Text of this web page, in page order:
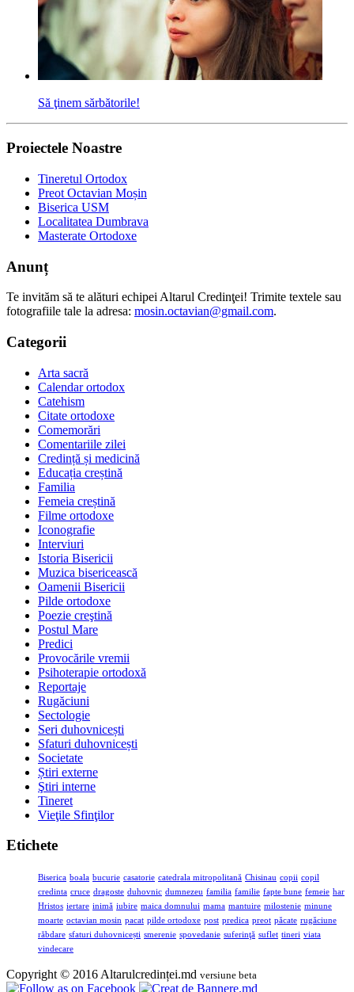
Să ţinem sărbătorile!
Proiectele Noastre
Tineretul Ortodox
Preot Octavian Moșin
Biserica USM
Localitatea Dumbrava
Masterate Ortodoxe
Anunț
Te invităm să te alături echipei Altarul Credinţei! Trimite textele sau
fotografiile tale la adresa: mosin.octavian@gmail.com.
Categorii
Arta sacră
Calendar ortodox
Catehism
Citate ortodoxe
Comemorări
Comentariile zilei
Credință și medicină
Educația creștină
Familia
Femeia creștină
Filme ortodoxe
Iconografie
Interviuri
Istoria Bisericii
Muzica bisericească
Oamenii Bisericii
Pilde ortodoxe
Poezie creştină
Postul Mare
Predici
Provocările vremii
Psihoterapie ortodoxă
Reportaje
Rugăciuni
Sectologie
Seri duhovnicești
Sfaturi duhovnicești
Societate
Știri externe
Ştiri interne
Tineret
Vieţile Sfinţilor
Etichete
Biserica boala bucurie casatorie catedrala mitropolitană Chisinau copii copil
credinta cruce dragoste duhovnic dumnezeu familia familie fapte bune femeie har
Hristos iertare inimă iubire maica domnului mama mantuire milostenie minune
moarte octavian mosin pacat pilde ortodoxe post predica preot păcate rugăciune
răbdare sfaturi duhovnicești smerenie spovedanie suferinţă suflet tineri viata
vindecare
Copyright © 2016 Altarulcredinței.md versiune beta